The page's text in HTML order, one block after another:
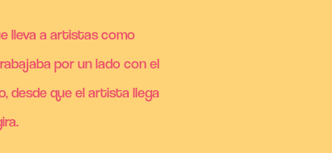
lleva a artistas como
por un lado con el
desde que el artista llega